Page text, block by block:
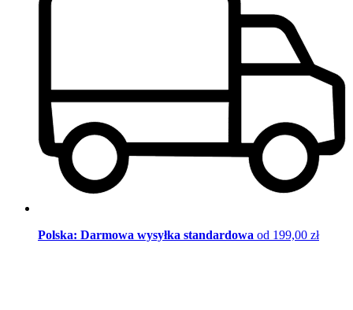
Polska: Darmowa wysyłka standardowa od 199,00 zł